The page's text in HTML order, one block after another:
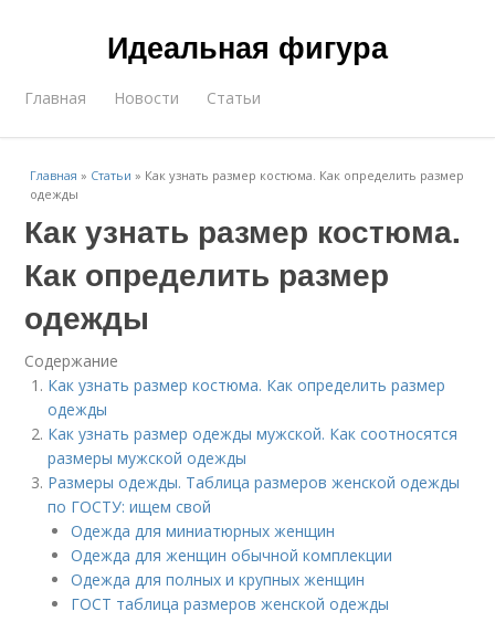
Идеальная фигура
Главная Новости Статьи
Главная » Статьи » Как узнать размер костюма. Как определить размер
одежды
Как узнать размер костюма.
Как определить размер
одежды
Содержание
Как узнать размер костюма. Как определить размер
одежды
Как узнать размер одежды мужской. Как соотносятся
размеры мужской одежды
Размеры одежды. Таблица размеров женской одежды
по ГОСТУ: ищем свой
Одежда для миниатюрных женщин
Одежда для женщин обычной комплекции
Одежда для полных и крупных женщин
ГОСТ таблица размеров женской одежды